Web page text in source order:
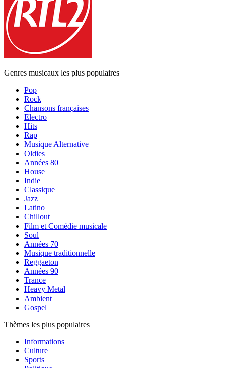
Genres musicaux les plus populaires
Pop
Rock
Chansons françaises
Electro
Hits
Rap
Musique Alternative
Oldies
Années 80
House
Indie
Classique
Jazz
Latino
Chillout
Film et Comédie musicale
Soul
Années 70
Musique traditionnelle
Reggaeton
Années 90
Trance
Heavy Metal
Ambient
Gospel
Thèmes les plus populaires
Informations
Culture
Sports